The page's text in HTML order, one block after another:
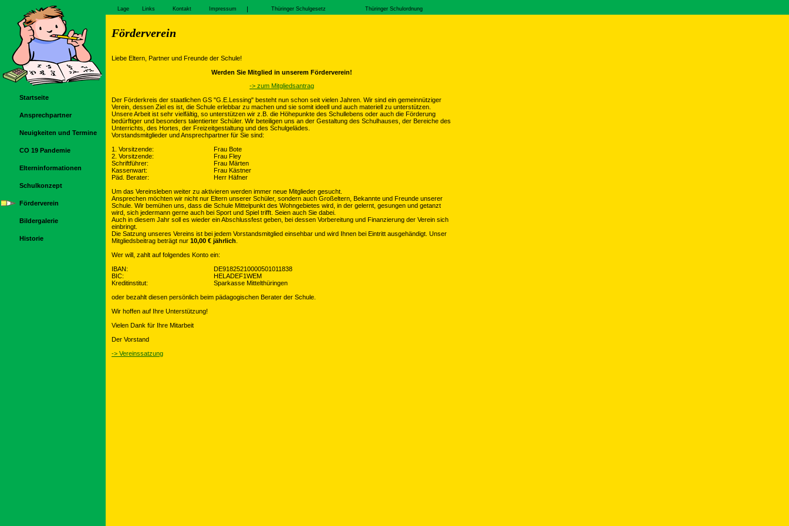
Startseite
Ansprechpartner
Neuigkeiten und Termine
CO 19 Pandemie
Elterninformationen
Schulkonzept
Förderverein
Bildergalerie
Historie
Lage Links Kontakt Impressum | Thüringer Schulgesetz Thüringer Schulordnung
Förderverein
Liebe Eltern, Partner und Freunde der Schule!
Werden Sie Mitglied in unserem Förderverein!
-> zum Mitgliedsantrag
Der Förderkreis der staatlichen GS "G.E.Lessing" besteht nun schon seit vielen Jahren. Wir sind ein gemeinnütziger
Verein, dessen Ziel es ist, die Schule erlebbar zu machen und sie somit ideell und auch materiell zu unterstützen.
Unsere Arbeit ist sehr vielfältig, so unterstützen wir z.B. die Höhepunkte des Schullebens oder auch die Förderung
bedürftiger und besonders talentierter Schüler. Wir beteiligen uns an der Gestaltung des Schulhauses, der Bereiche des
Unterrichts, des Hortes, der Freizeitgestaltung und des Schulgelädes.
Vorstandsmitglieder und Ansprechpartner für Sie sind:
1. Vorsitzende:
Frau Bote
2. Vorsitzende:
Frau Fley
Schriftführer:
Frau Märten
Kassenwart:
Frau Kästner
Päd. Berater:
Herr Häfner
Um das Vereinsleben weiter zu aktivieren werden immer neue Mitglieder gesucht.
Ansprechen möchten wir nicht nur Eltern unserer Schüler, sondern auch Großeltern, Bekannte und Freunde unserer
Schule. Wir bemühen uns, dass die Schule Mittelpunkt des Wohngebietes wird, in der gelernt, gesungen und getanzt
wird, sich jedermann gerne auch bei Sport und Spiel trifft. Seien auch Sie dabei.
Auch in diesem Jahr soll es wieder ein Abschlussfest geben, bei dessen Vorbereitung und Finanzierung der Verein sich
einbringt.
Die Satzung unseres Vereins ist bei jedem Vorstandsmitglied einsehbar und wird Ihnen bei Eintritt ausgehändigt. Unser
Mitgliedsbeitrag beträgt nur 10,00 € jährlich
Wer will, zahlt auf folgendes Konto ein:
IBAN:
DE91825210000501011838
BIC:
HELADEF1WEM
Kreditinstitut:
Sparkasse Mittelthüringen
oder bezahlt diesen persönlich beim pädagogischen Berater der Schule.
Wir hoffen auf Ihre Unterstützung!
Vielen Dank für Ihre Mitarbeit
Der Vorstand
-> Vereinssatzung